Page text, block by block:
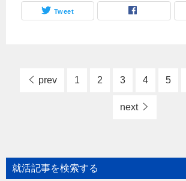
Tweet
prev 1 2 3 4 5
next
就活記事を検索する